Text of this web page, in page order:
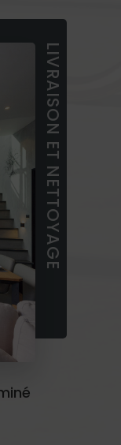
LIVRAISON ET NETTOYAGE